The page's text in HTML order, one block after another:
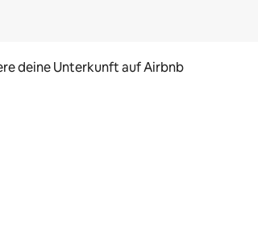
deine Unterkunft auf Airbnb